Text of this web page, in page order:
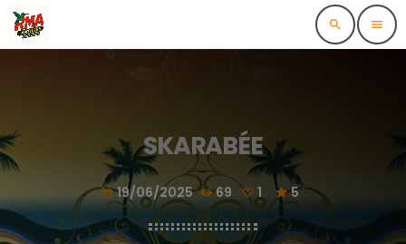
search menu
SKARABÉE
today 19/06/2025 69 1 5